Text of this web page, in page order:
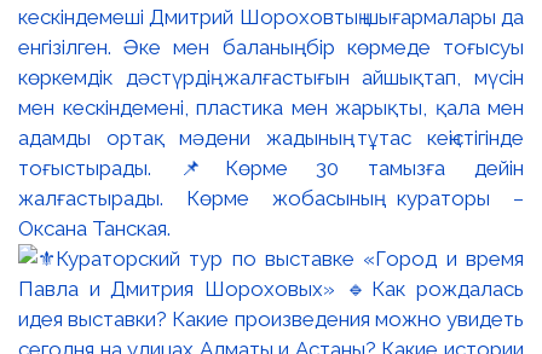
кескіндемеші Дмитрий Шороховтың шығармалары да
енгізілген. Әке мен баланың бір көрмеде тоғысуы
көркемдік дәстүрдің жалғастығын айшықтап, мүсін
мен кескіндемені, пластика мен жарықты, қала мен
адамды ортақ мәдени жадының тұтас кеңістігінде
тоғыстырады. 📌Көрме 30 тамызға дейін
жалғастырады. Көрме жобасының кураторы –
Оксана Танская.